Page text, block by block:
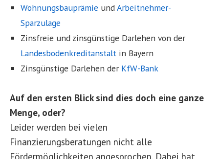
Wohnungsbauprämie undArbeitnehmer-
Sparzulage
Zinsfreie und zinsgünstige Darlehen von der
Landesbodenkreditanstalt in Bayern
Zinsgünstige Darlehen der KfW-Bank
Auf den ersten Blick sind dies doch eine ganze
Menge, oder?
Leider werden bei vielen
Finanzierungsberatungen nicht alle
Fördermöglichkeiten angesprochen. Dabei hat